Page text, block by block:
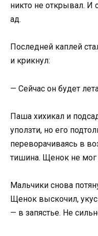
никто не открывал. И
ад.
Последней каплей
и крикнул:
— Сейчас он будет
Паша хихикал и
уползти, но его
переворачиваясь в
тишина. Щенок не мог
Мальчики снова
Щенок выскочил,
— в запястье. Не